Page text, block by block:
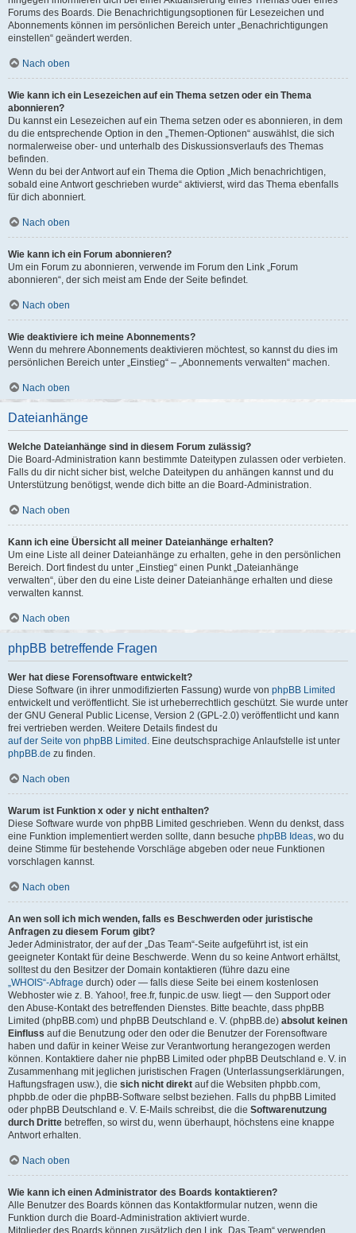
Forums des Boards. Die Benachrichtigungsoptionen für Lesezeichen und
Abonnements können im persönlichen Bereich unter „Benachrichtigungen
einstellen“ geändert werden.
Nach oben
Wie kann ich ein Lesezeichen auf ein Thema setzen oder ein Thema
abonnieren?
Du kannst ein Lesezeichen auf ein Thema setzen oder es abonnieren, in dem
du die entsprechende Option in den „Themen-Optionen“ auswählst, die sich
normalerweise ober- und unterhalb des Diskussionsverlaufs des Themas
befinden.
Wenn du bei der Antwort auf ein Thema die Option „Mich benachrichtigen,
sobald eine Antwort geschrieben wurde“ aktivierst, wird das Thema ebenfalls
für dich abonniert.
Nach oben
Wie kann ich ein Forum abonnieren?
Um ein Forum zu abonnieren, verwende im Forum den Link „Forum
abonnieren“, der sich meist am Ende der Seite befindet.
Nach oben
Wie deaktiviere ich meine Abonnements?
Wenn du mehrere Abonnements deaktivieren möchtest, so kannst du dies im
persönlichen Bereich unter „Einstieg“ – „Abonnements verwalten“ machen.
Nach oben
Dateianhänge
Welche Dateianhänge sind in diesem Forum zulässig?
Die Board-Administration kann bestimmte Dateitypen zulassen oder verbieten.
Falls du dir nicht sicher bist, welche Dateitypen du anhängen kannst und du
Unterstützung benötigst, wende dich bitte an die Board-Administration.
Nach oben
Kann ich eine Übersicht all meiner Dateianhänge erhalten?
Um eine Liste all deiner Dateianhänge zu erhalten, gehe in den persönlichen
Bereich. Dort findest du unter „Einstieg“ einen Punkt „Dateianhänge
verwalten“, über den du eine Liste deiner Dateianhänge erhalten und diese
verwalten kannst.
Nach oben
phpBB betreffende Fragen
Wer hat diese Forensoftware entwickelt?
Diese Software (in ihrer unmodifizierten Fassung) wurde von phpBB Limited
entwickelt und veröffentlicht. Sie ist urheberrechtlich geschützt. Sie wurde unter
der GNU General Public License, Version 2 (GPL-2.0) veröffentlicht und kann
frei vertrieben werden. Weitere Details findest du
auf der Seite von phpBB Limited . Eine deutschsprachige Anlaufstelle ist unter
phpBB.de zu finden.
Nach oben
Warum ist Funktion x oder y nicht enthalten?
Diese Software wurde von phpBB Limited geschrieben. Wenn du denkst, dass
eine Funktion implementiert werden sollte, dann besuche phpBB Ideas, wo du
deine Stimme für bestehende Vorschläge abgeben oder neue Funktionen
vorschlagen kannst.
Nach oben
An wen soll ich mich wenden, falls es Beschwerden oder juristische
Anfragen zu diesem Forum gibt?
Jeder Administrator, der auf der „Das Team“-Seite aufgeführt ist, ist ein
geeigneter Kontakt für deine Beschwerde. Wenn du so keine Antwort erhältst,
solltest du den Besitzer der Domain kontaktieren (führe dazu eine
„WHOIS“-Abfrage durch) oder — falls diese Seite bei einem kostenlosen
Webhoster wie z. B. Yahoo!, free.fr, funpic.de usw. liegt — den Support oder
den Abuse-Kontakt des betreffenden Dienstes. Bitte beachte, dass phpBB
Limited (phpBB.com) und phpBB Deutschland e. V. (phpBB.de) absolut keinen
Einfluss auf die Benutzung oder den oder die Benutzer der Forensoftware
haben und dafür in keiner Weise zur Verantwortung herangezogen werden
können. Kontaktiere daher nie phpBB Limited oder phpBB Deutschland e. V. in
Zusammenhang mit jeglichen juristischen Fragen (Unterlassungserklärungen,
Haftungsfragen usw.), die sich nicht direkt auf die Websiten phpbb.com,
phpbb.de oder die phpBB-Software selbst beziehen. Falls du phpBB Limited
oder phpBB Deutschland e. V. E-Mails schreibst, die die Softwarenutzung
durch Dritte betreffen, so wirst du, wenn überhaupt, höchstens eine knappe
Antwort erhalten.
Nach oben
Wie kann ich einen Administrator des Boards kontaktieren?
Alle Benutzer des Boards können das Kontaktformular nutzen, wenn die
Funktion durch die Board-Administration aktiviert wurde.
Mitglieder des Boards können zusätzlich den Link „Das Team“ verwenden.